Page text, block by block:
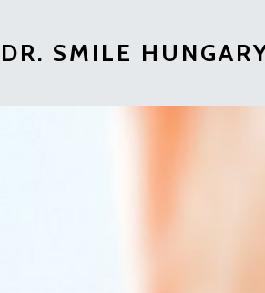
DR. SMILE